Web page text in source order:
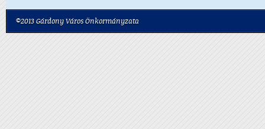
©2013 Gárdony Város Önkormányzata